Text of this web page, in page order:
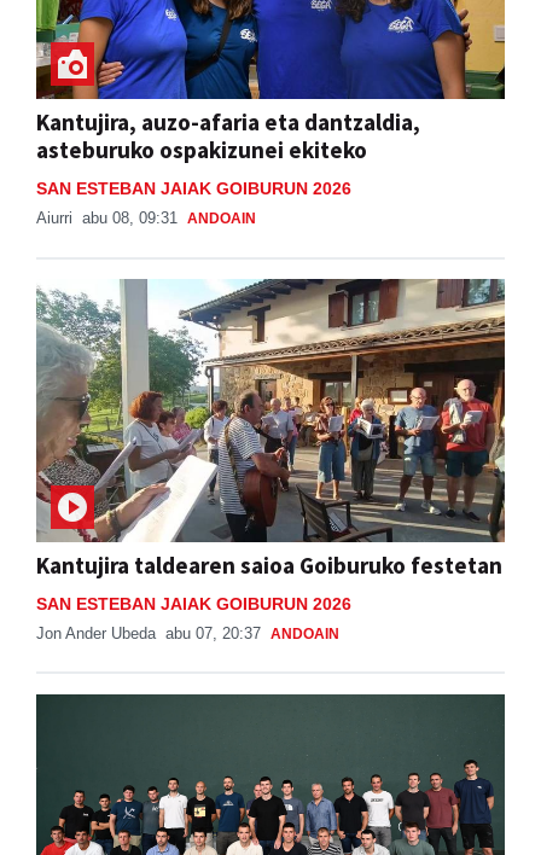
Kantujira, auzo-afaria eta dantzaldia,
asteburuko ospakizunei ekiteko
SAN ESTEBAN JAIAK GOIBURUN 2026
Aiurri abu 08, 09:31 ANDOAIN
Kantujira taldearen saioa Goiburuko festetan
SAN ESTEBAN JAIAK GOIBURUN 2026
Jon Ander Ubeda abu 07, 20:37 ANDOAIN